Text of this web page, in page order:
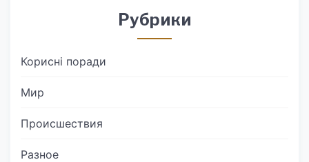
Рубрики
Корисні поради
Мир
Происшествия
Разное